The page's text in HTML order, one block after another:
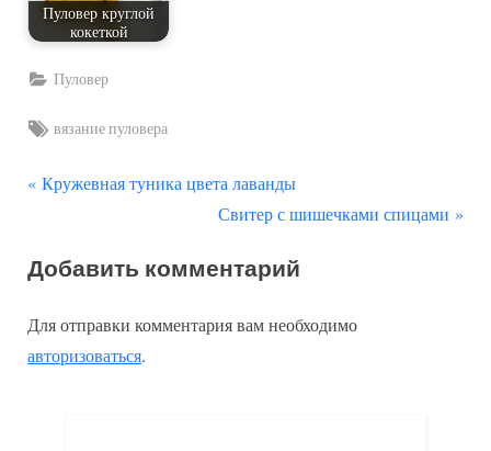
Пуловер круглой
кокеткой
Пуловер
Tags:
вязание пуловера
Навигация
записям
П
д
д
у
Кружевная туника цвета лаванды
С
е
у
Свитер с шишечками спицами
Добавить комментарий
Для отправки комментария вам необходимо
авторизоваться.